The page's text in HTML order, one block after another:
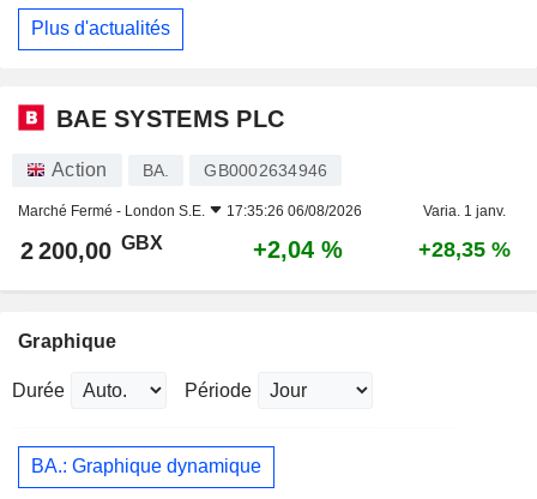
Plus d'actualités
BAE SYSTEMS PLC
Action BA. GB0002634946
Marché Fermé - London S.E. 17:35:26 06/08/2026 Varia. 1 janv.
2 200,00 GBX +2,04 % +28,35 %
Graphique
Durée Période
BA.: Graphique dynamique